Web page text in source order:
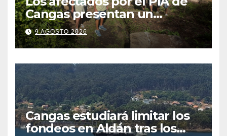
Cangas presentan un
recurso: “Lo vamos a luchar”
9 AGOSTO 2026
Cangas estudiará limitar los
fondeos en Aldán tras los